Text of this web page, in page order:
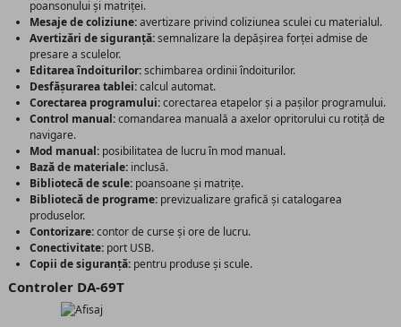
poansonului și matriței.
Mesaje de coliziune:avertizare privind coliziunea sculei cu materialul.
Avertizări de siguranță:semnalizare la depășirea forței admise de
presare a sculelor.
Editarea îndoiturilor:schimbarea ordinii îndoiturilor.
Desfășurarea tablei:calcul automat.
Corectarea programului:corectarea etapelor și a pașilor programului.
Control manual:comandarea manuală a axelor opritorului cu rotiță de
navigare.
Mod manual: posibilitatea de lucru în mod manual.
Bază de materiale: inclusă.
Bibliotecă de scule: poansoane și matrițe.
Bibliotecă de programe: previzualizare grafică și catalogarea
produselor.
Contorizare:contor de curse și ore de lucru.
Conectivitate: port USB.
Copii de siguranță: pentru produse și scule.
Controler DA-69T